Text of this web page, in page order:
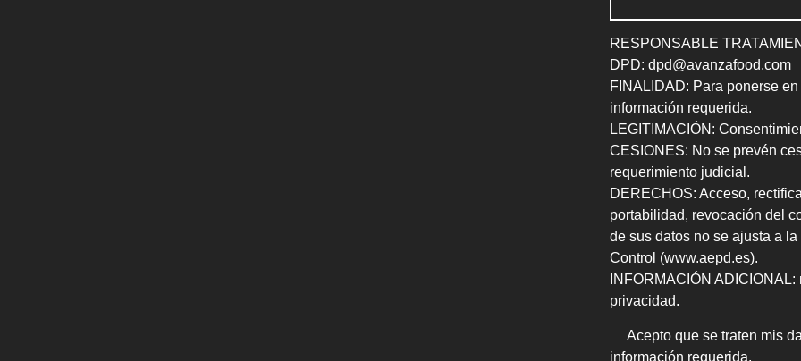
RESPONSABLE
DPD: dpd@avanzafood.com
FINALIDAD: Para ponerse
información requerida.
LEGITIMACIÓN:
CESIONES: No se prevén
requerimiento judicial.
DERECHOS: Acceso,
portabilidad, revocación del
de sus datos no se ajusta a
Control (www.aepd.es).
INFORMACIÓN
privacidad.
Acepto que se traten mis
información requerida.